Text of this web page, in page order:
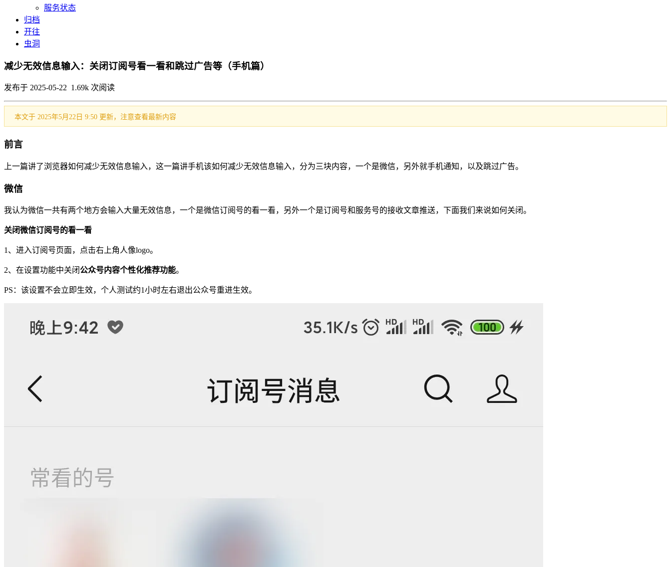
服务状态
归档
开往
虫洞
减少无效信息输入：关闭订阅号看一看和跳过广告等（手机篇）
发布于 2025-05-22 1.69k 次阅读
本文于 2025年5月22日 9:50 更新，注意查看最新内容
前言
上一篇讲了浏览器如何减少无效信息输入，这一篇讲手机该如何减少无效信息输入，分为三块内容，一个是微信，另外就手机通知，以及跳过广告。
微信
我认为微信一共有两个地方会输入大量无效信息，一个是微信订阅号的看一看，另外一个是订阅号和服务号的接收文章推送，下面我们来说如何关闭。
关闭微信订阅号的看一看
1、进入订阅号页面，点击右上角人像logo。
2、在设置功能中关闭公众号内容个性化推荐功能。
PS：该设置不会立即生效，个人测试约1小时左右退出公众号重进生效。